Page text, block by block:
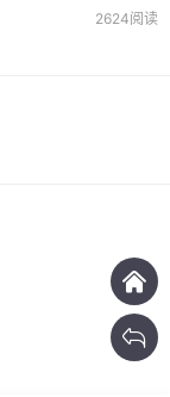
2624阅读